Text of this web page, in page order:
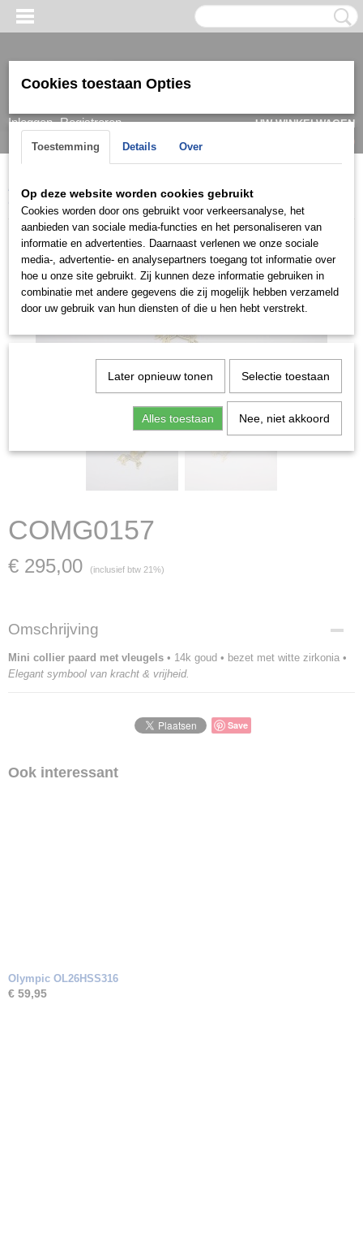
Inloggen Registreren
UW WINKELWAGEN
(0)
Home > Ketting & Collier > Dames> Collier >Collier mini
COMG0157
COMG0157
€ 295,00 (inclusief btw 21%)
Omschrijving
Mini collier paard met vleugels • 14k goud • bezet met witte zirkonia •
Elegant symbool van kracht & vrijheid.
Save
Ook interessant
Olympic OL26HSS316
€ 59,95
Cookies toestaan Opties
Toestemming Details Over
Op deze website worden cookies gebruikt
Cookies worden door ons gebruikt voor verkeersanalyse, het
aanbieden van sociale media-functies en het personaliseren van
informatie en advertenties. Daarnaast verlenen we onze sociale
media-, advertentie- en analysepartners toegang tot informatie over
hoe u onze site gebruikt. Zij kunnen deze informatie gebruiken in
combinatie met andere gegevens die zij mogelijk hebben verzameld
door uw gebruik van hun diensten of die u hen hebt verstrekt.
Later opnieuw tonen Selectie toestaan
Alles toestaan Nee, niet akkoord